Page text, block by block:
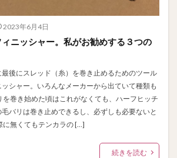
2023年6月4日
ニッシャー。私がお勧めする３つの
後にスレッド（糸）を巻き止めるためのツール
シャー。いろんなメーカーから出ていて種類も
を巻き始めた頃はこれがなくても、ハーフヒッチ
バリは巻き止めできるし、必ずしも必要ないと
に無くてもテンカラの […]
続きを読む